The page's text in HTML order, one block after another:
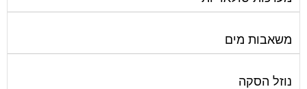
משאבות מים
נוזל הסקה